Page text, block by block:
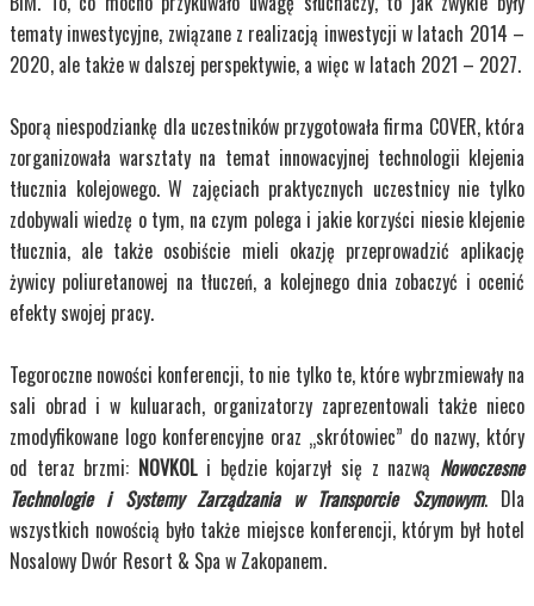
tematy inwestycyjne, związane z realizacją inwestycji w latach 2014 –
2020, ale także w dalszej perspektywie, a więc w latach 2021 – 2027.
Sporą niespodziankę dla uczestników przygotowała firma COVER, która
zorganizowała warsztaty na temat innowacyjnej technologii klejenia
tłucznia kolejowego. W zajęciach praktycznych uczestnicy nie tylko
zdobywali wiedzę o tym, na czym polega i jakie korzyści niesie klejenie
tłucznia, ale także osobiście mieli okazję przeprowadzić aplikację
żywicy poliuretanowej na tłuczeń, a kolejnego dnia zobaczyć i ocenić
efekty swojej pracy.
Tegoroczne nowości konferencji, to nie tylko te, które wybrzmiewały na
sali obrad i w kuluarach, organizatorzy zaprezentowali także nieco
zmodyfikowane logo konferencyjne oraz „skrótowiec” do nazwy, który
od teraz brzmi: NOVKOLi będzie kojarzył się z nazwą Nowoczesne
Technologie i Systemy Zarządzania w Transporcie Szynowym. Dla
wszystkich nowością było także miejsce konferencji, którym był hotel
Nosalowy Dwór Resort & Spa w Zakopanem.